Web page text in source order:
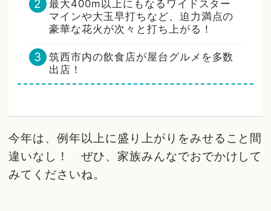
最大400m以上にもなるワイドスター
マインや大玉早打ちなど、迫力満点の
豪華な花火が次々と打ち上がる！
筑西市内の飲食店が屋台グルメを多数
出店！
今年は、例年以上に盛り上がりをみせること間
違いなし！ ぜひ、家族みんなでおでかけして
みてくださいね。